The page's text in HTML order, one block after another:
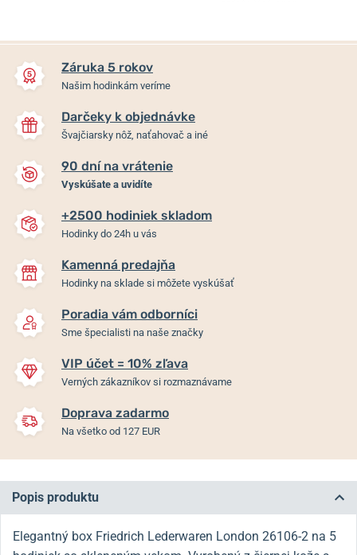
Záruka 5 rokov
Našim hodinkám veríme
Darčeky k objednávke
Švajčiarsky nôž, naťahovač a iné
90 dní na vrátenie
Vyskúšate a uvidíte
+2500 hodiniek skladom
Hodinky do 24h u vás
Kamenná predajňa
Hodinky na sklade si môžete vyskúšať
Poradia vám odborníci
Sme špecialisti na naše značky
VIP účet = 10% zľava
Verných zákazníkov si rozmaznávame
Doprava zadarmo
Na všetko od 127 EUR
Popis produktu
Elegantný box Friedrich Lederwaren London 26106-2 na 5